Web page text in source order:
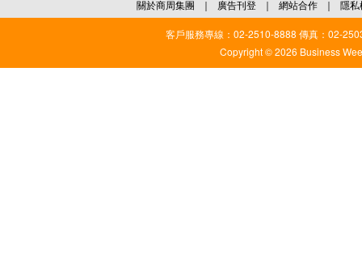
關於商周集團 ｜ 廣告刊登 ｜ 網站合作 ｜ 隱私
客戶服務專線：02-2510-8888 傳真：02-
Copyright © 2026 Business